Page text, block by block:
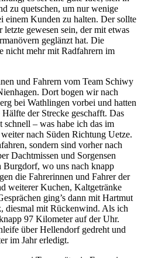
zu quetschen, um nur wenige
einem Kunden zu halten. Der sollte
gewesen sein, der mit etwas
geglänzt hat. Die
nicht mehr mit Radfahrern im
und Fahrern vom Team Schiwy
Dort bogen wir nach
bei Wathlingen vorbei und hatten
der Strecke geschafft. Das
– was habe ich das im
nach Süden Richtung Uetze.
sondern sind vorher nach
Dachtmissen und Sorgensen
Burgdorf, wo uns nach knapp
die Fahrerinnen und Fahrer der
weiterer Kuchen, Kaltgetränke
ging’s dann mit Hartmut
diesmal mit Rückenwind. Als ich
97 Kilometer auf der Uhr.
über Hellendorf gedreht und
im Jahr erledigt.